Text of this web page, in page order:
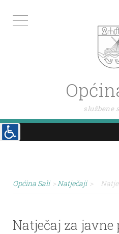
službene
Općina Sali > Natječaji >
Natječaj za javne